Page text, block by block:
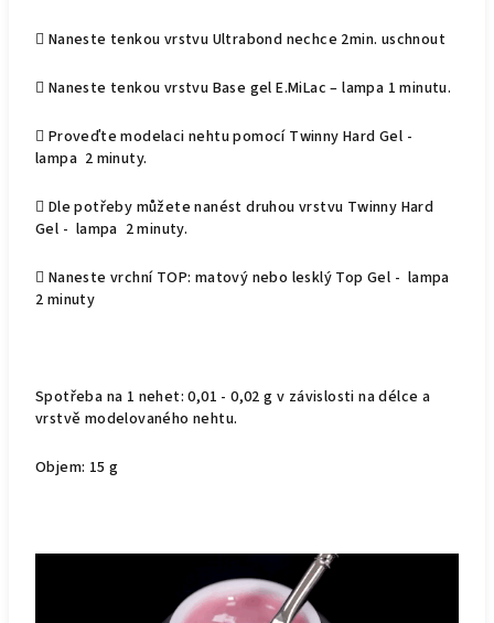
 Naneste tenkou vrstvu Ultrabond nechce 2min. uschnout
 Naneste tenkou vrstvu Base gel E.MiLac – lampa 1 minutu.
 Proveďte modelaci nehtu pomocí Twinny Hard Gel -
lampa 2 minuty.
 Dle potřeby můžete nanést druhou vrstvu Twinny Hard
Gel - lampa 2 minuty.
 Naneste vrchní TOP: matový nebo lesklý Top Gel - lampa
2 minuty
Spotřeba na 1 nehet: 0,01 - 0,02 g v závislosti na délce a
vrstvě modelovaného nehtu.
Objem: 15 g